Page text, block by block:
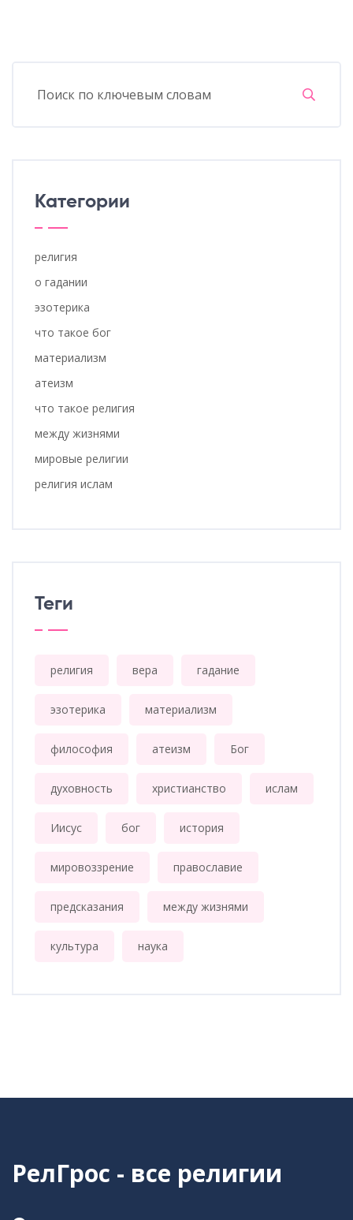
Категории
религия
о гадании
эзотерика
что такое бог
материализм
атеизм
что такое религия
между жизнями
мировые религии
религия ислам
Теги
религия вера гадание
эзотерика материализм
философия атеизм Бог
духовность христианство ислам
Иисус бог история
мировоззрение православие
предсказания между жизнями
культура наука
РелГрос - все религии